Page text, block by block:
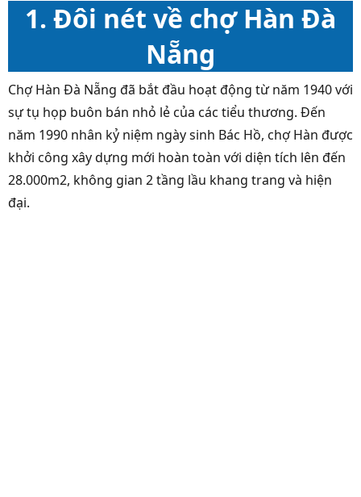
1. Đôi nét về chợ Hàn Đà
Nẵng
Chợ Hàn Đà Nẵng đã bắt đầu hoạt động từ năm 1940 với
sự tụ họp buôn bán nhỏ lẻ của các tiểu thương. Đến
năm 1990 nhân kỷ niệm ngày sinh Bác Hồ, chợ Hàn được
khởi công xây dựng mới hoàn toàn với diện tích lên đến
28.000m2, không gian 2 tầng lầu khang trang và hiện
đại.